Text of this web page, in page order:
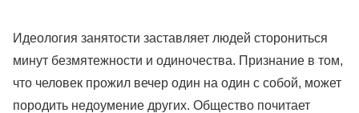
Идеология занятости заставляет людей сторониться
минут безмятежности и одиночества. Признание в том,
что человек прожил вечер один на один с собой, может
породить недоумение других. Общество почитает